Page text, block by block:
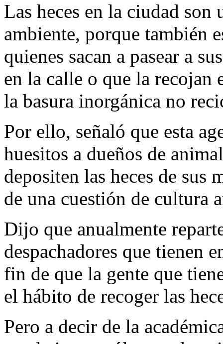
Las heces en la ciudad
ambiente, porque también
quienes sacan a pasear a
en la calle o que la recojan
la basura inorgánica no
Por ello, señaló que esta
huesitos a dueños de
depositen las heces de sus
de una cuestión de cultura
Dijo que anualmente
despachadores que tienen
fin de que la gente que
el hábito de recoger las
Pero a decir de la